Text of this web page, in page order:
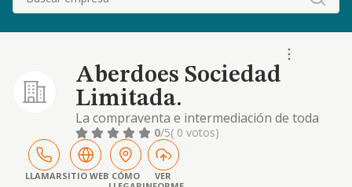
Aberdoes Sociedad
Limitada.
La compraventa e intermediación de toda
clase de fincas rústicas y urbanas; la
promoción y construcción sobre las mismas
de toda clase de edificaciones, su
rehabilitación, venta o arrendamiento no
0/5( 0 votos)
LLAMARSITIO WEB CÓMO
VER